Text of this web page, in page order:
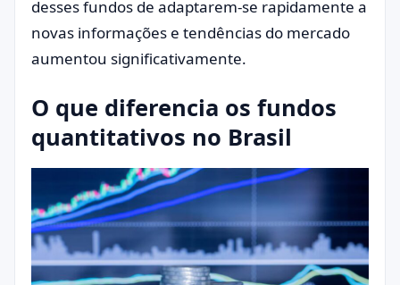
desses fundos de adaptarem-se rapidamente a
novas informações e tendências do mercado
aumentou significativamente.
O que diferencia os fundos
quantitativos no Brasil